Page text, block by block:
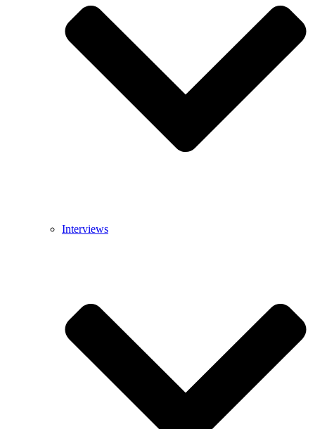
Interviews